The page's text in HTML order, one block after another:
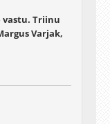
vastu. Triinu
Varjak,